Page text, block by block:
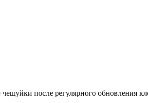
после регулярного обновления